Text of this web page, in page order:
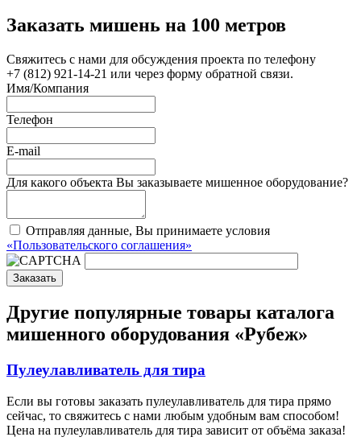
Заказать мишень на 100 метров
Свяжитесь с нами для обсуждения проекта по телефону
+7 (812) 921-14-21 или через форму обратной связи.
Имя/Компания
Телефон
E-mail
Для какого объекта Вы заказываете мишенное оборудование?
Отправляя данные, Вы принимаете условия
«Пользовательского соглашения»
Заказать
Другие популярные товары каталога
мишенного оборудования «Рубеж»
Пулеулавливатель для тира
Если вы готовы заказать пулеулавливатель для тира прямо
сейчас, то свяжитесь с нами любым удобным вам способом!
Цена на пулеулавливатель для тира зависит от объёма заказа!